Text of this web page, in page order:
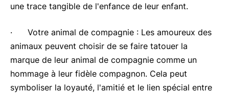
une trace tangible de l'enfance de leur enfant.
· Votre animal de compagnie : Les amoureux des
animaux peuvent choisir de se faire tatouer la
marque de leur animal de compagnie comme un
hommage à leur fidèle compagnon. Cela peut
symboliser la loyauté, l'amitié et le lien spécial entre